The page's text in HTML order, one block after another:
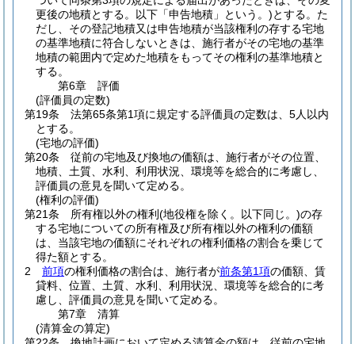
更後の地積とする。以下「申告地積」という。)とする。 た
だし、その登記地積又は申告地積が当該権利の存する宅地
の基準地積に符合しないときは、施行者がその宅地の基準
地積の範囲内で定めた地積をもってその権利の基準地積と
する。
第6章
評価
(評価員の定数)
第19条
法第65条第1項に規定する評価員の定数は、5人以内
とする。
(宅地の評価)
第20条
従前の宅地及び換地の価額は、施行者がその位置、
地積、土質、水利、利用状況、環境等を総合的に考慮し、
評価員の意見を聞いて定める。
(権利の評価)
第21条
所有権以外の権利 (地役権を除く。以下同じ。)の存
する宅地についての所有権及び所有権以外の権利の価額
は、当該宅地の価額にそれぞれの権利価格の割合を乗じて
得た額とする。
2
前項の権利価格の割合は、施行者が前条第1項の価額、賃
貸料、位置、土質、水利、利用状況、環境等を総合的に考
慮し、評価員の意見を聞いて定める。
第7章
清算
(清算金の算定)